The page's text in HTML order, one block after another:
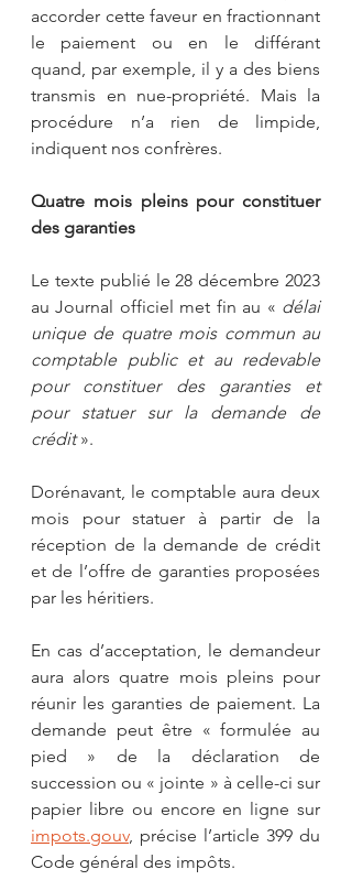
accorder cette faveur en fractionnant
le paiement ou en le différant
quand, par exemple, il y a des biens
transmis en nue-propriété. Mais la
procédure n’a rien de limpide,
indiquent nos confrères.
Quatre mois pleins pour constituer
des garanties
Le texte publié le 28 décembre 2023
au Journal officiel met fin au « délai
unique de quatre mois commun au
comptable public et au redevable
pour constituer des garanties et
pour statuer sur la demande de
crédit ».
Dorénavant, le comptable aura deux
mois pour statuer à partir de la
réception de la demande de crédit
et de l’offre de garanties proposées
par les héritiers.
En cas d’acceptation, le demandeur
aura alors quatre mois pleins pour
réunir les garanties de paiement. La
demande peut être « formulée au
pied » de la déclaration de
succession ou « jointe » à celle-ci sur
impots.gouv, précise l’article 399 du
Code général des impôts.